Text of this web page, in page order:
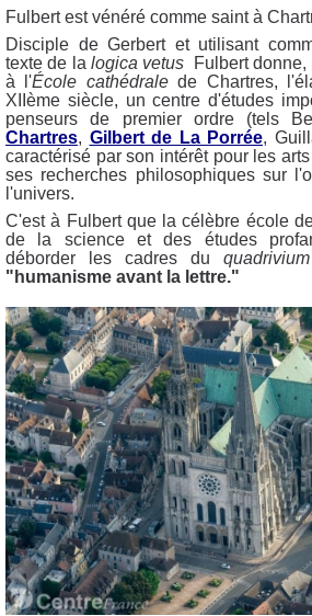
Fulbert est vénéré comme saint à
Disciple de Gerbert et utilisant
texte de la logica vetus Fulbert
à l'École cathédralede Chartres,
XIIème siècle, un centre d'études
penseurs de premier ordre (tels
Chartres, Gilbert de La Porrée,
caractérisé par son intérêt pour les
ses recherches philosophiques sur
l'univers.
C'est à Fulbert que la célèbre école
de la science et des études
déborder les cadres du quadrivium
"humanisme avant la lettre."